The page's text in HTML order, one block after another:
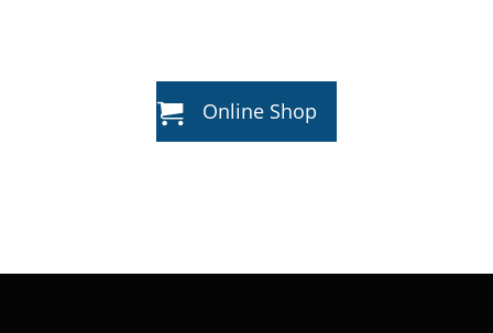
Online Shop